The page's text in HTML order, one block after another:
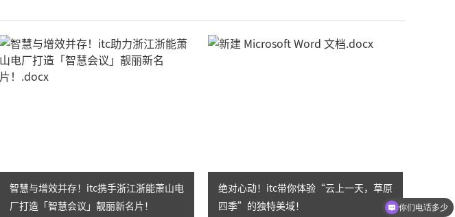
智慧与增效并存！itc携手浙江浙能萧山电
厂打造「智慧会议」靓丽新名片！
绝对心动！itc带你体验“云上一天，草原
四季”的独特美域！
你们电话多少